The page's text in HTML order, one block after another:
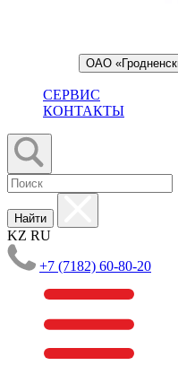
ОАО
СЕРВИС
КОНТАКТЫ
Найти
KZ RU
+7 (7182) 60-80-20